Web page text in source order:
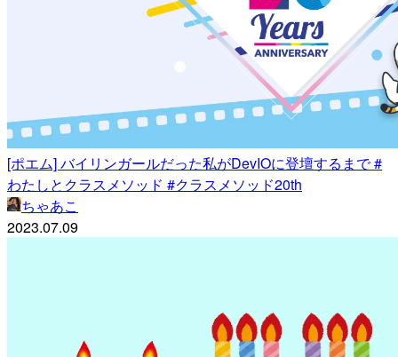
[ポエム] バイリンガールだった私がDevIOに登壇するまで #
わたしとクラスメソッド #クラスメソッド20th
ちゃあこ
2023.07.09